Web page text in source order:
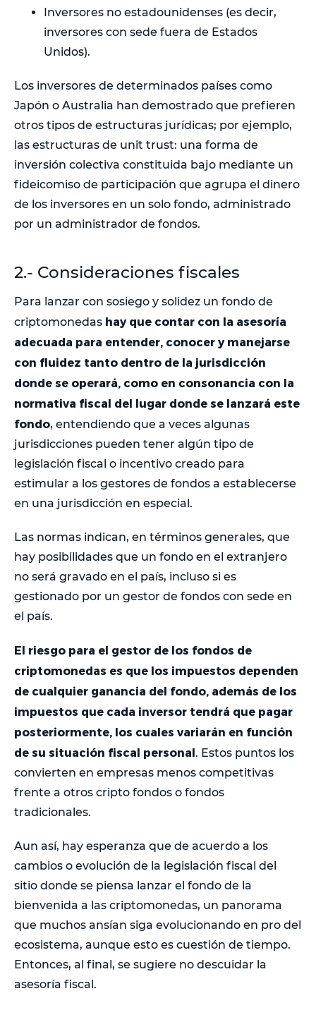
Inversores no estadounidenses (es decir,
inversores con sede fuera de Estados
Unidos).
Los inversores de determinados países como
Japón o Australia han demostrado que prefieren
otros tipos de estructuras jurídicas; por ejemplo,
las estructuras de unit trust: una forma de
inversión colectiva constituida bajo mediante un
fideicomiso de participación que agrupa el dinero
de los inversores en un solo fondo, administrado
por un administrador de fondos.
2.- Consideraciones fiscales
Para lanzar con sosiego y solidez un fondo de
criptomonedas hay que contar con la asesoría
adecuada para entender, conocer y manejarse
con fluidez tanto dentro de la jurisdicción
donde se operará, como en consonancia con la
normativa fiscal del lugar donde se lanzará este
fondo, entendiendo que a veces algunas
jurisdicciones pueden tener algún tipo de
legislación fiscal o incentivo creado para
estimular a los gestores de fondos a establecerse
en una jurisdicción en especial.
Las normas indican, en términos generales, que
hay posibilidades que un fondo en el extranjero
no será gravado en el país, incluso si es
gestionado por un gestor de fondos con sede en
el país.
El riesgo para el gestor de los fondos de
criptomonedas es que los impuestos dependen
de cualquier ganancia del fondo, además de los
impuestos que cada inversor tendrá que pagar
posteriormente, los cuales variarán en función
de su situación fiscal personal. Estos puntos los
convierten en empresas menos competitivas
frente a otros cripto fondos o fondos
tradicionales.
Aun así, hay esperanza que de acuerdo a los
cambios o evolución de la legislación fiscal del
sitio donde se piensa lanzar el fondo de la
bienvenida a las criptomonedas, un panorama
que muchos ansían siga evolucionando en pro del
ecosistema, aunque esto es cuestión de tiempo.
Entonces, al final, se sugiere no descuidar la
asesoría fiscal.